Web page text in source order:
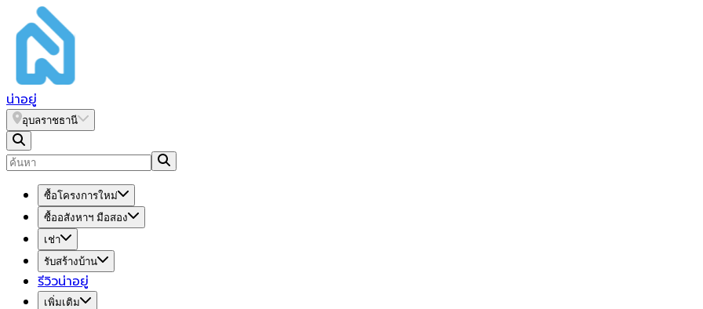
น่าอยู่
อุบลราชธานี
ซื้อโครงการใหม่
ซื้ออสังหาฯ มือสอง
เช่า
รับสร้างบ้าน
รีวิวน่าอยู่
เพิ่มเติม